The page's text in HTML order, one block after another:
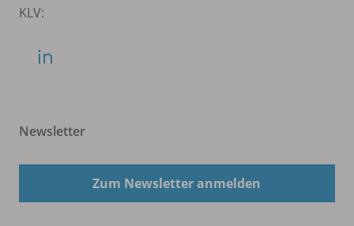
KLV:
Newsletter
Zum Newsletter anmelden